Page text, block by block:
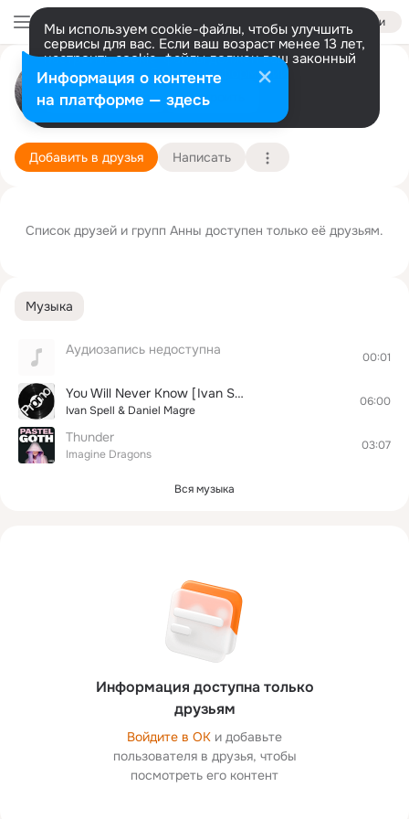
Войти
Мы используем cookie-файлы, чтобы улучшить
сервисы для вас. Если ваш возраст менее 13 лет,
настроить cookie-файлы должен ваш законный
представитель. Больше информации
Разрешить все Настроить
Анна Костенко
г. Зерноград (Зерноградский район)
Подробнее
Добавить в друзья Написать
Музыка
Аудиозапись недоступна 00:01
You Will Never Know [Ivan Spell & Daniel Magre Reboot]
Ivan Spell & Daniel Magre
06:00
Thunder
Imagine Dragons
03:07
Вся музыка
Информация доступна только
друзьям
Войдите в ОК и добавьте
пользователя в друзья, чтобы
посмотреть его контент
Список друзей и групп Анны доступен только её друзьям.
Информация о контенте
на платформе — здесь